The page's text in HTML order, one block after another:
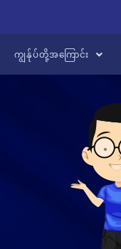
ကျွန်ုပ်တို့အကြောင်း